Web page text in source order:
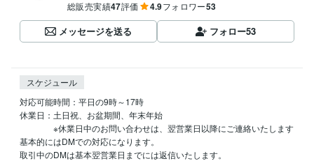
総販売実績47評価 4.9フォロワー53
メッセージを送る フォロー53
スケジュール
対応可能時間：平日の9時～17時
休業日：土日祝、お盆期間、年末年始
※休業日中のお問い合わせは、翌営業日以降にご連絡いたします
基本的にはDMでの対応になります。
取引中のDMは基本翌営業日までには返信いたします。